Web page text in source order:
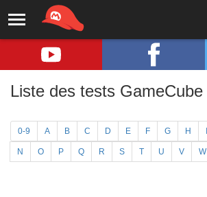
Liste des tests GameCube
0-9 A B C D E F G H
N O P Q R S T U V W